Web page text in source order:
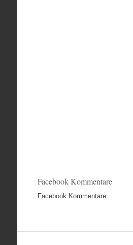
Facebook Kommentare
Facebook Kommentare